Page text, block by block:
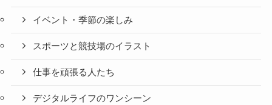
イベント・季節の楽しみ
スポーツと競技場のイラスト
仕事を頑張る人たち
デジタルライフのワンシーン